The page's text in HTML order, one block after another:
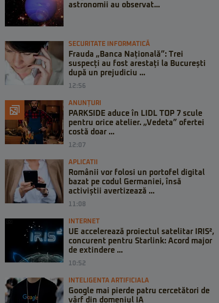
astronomii au observat...
SECURITATE INFORMATICĂ
Frauda „Banca Națională”: Trei
suspecți au fost arestați la București
după un prejudiciu ...
12:56
ANUNȚURI
PARKSIDE aduce în LIDL TOP 7 scule
pentru orice atelier. „Vedeta” ofertei
costă doar ...
12:07
APLICATII
Românii vor folosi un portofel digital
bazat pe codul Germaniei, însă
activiștii avertizează ...
11:08
INTERNET
UE accelerează proiectul satelitar IRIS²,
concurent pentru Starlink: Acord major
de extindere ...
10:52
INTELIGENTA ARTIFICIALA
Google mai pierde patru cercetători de
vârf din domeniul IA